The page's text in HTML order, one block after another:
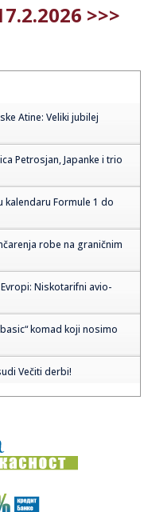
>>>
Atine: Veliki jubilej
Petrosjan, Japanke i trio
kalendaru Formule 1 do
robe na graničnim
Niskotarifni avio-
komad koji nosimo
Večiti derbi!
- ko osvaja Kup Korać?
rat?" u četvrtak u CK13